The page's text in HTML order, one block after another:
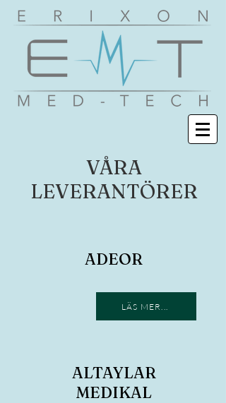
VÅRA
LEVERANTÖRER
ADEOR
LÄS MER...
ALTAYLAR
MEDIKAL